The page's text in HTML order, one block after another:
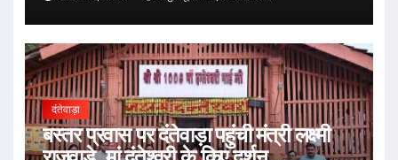
दंतेवाड़ा
बस्तर प्रवास पर दंतेवाड़ा पहुंची मंत्री लक्ष्मी